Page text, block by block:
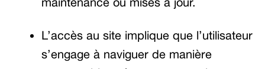
L’accès au site implique que l’utilisateur
s’engage à naviguer de manière